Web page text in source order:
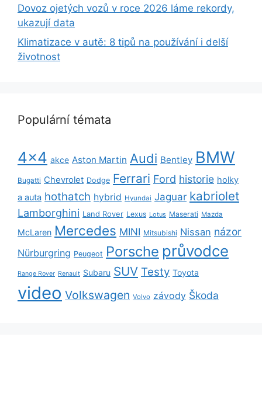
Dovoz ojetých vozů v roce 2026 láme rekordy,
ukazují data
Klimatizace v autě: 8 tipů na používání i delší
životnost
Populární témata
4x4 akce Aston Martin Audi Bentley BMW
Bugatti Chevrolet Dodge Ferrari Ford historie holky
a auta hothatch hybrid Hyundai Jaguar kabriolet
Lamborghini Land Rover Lexus Lotus Maserati Mazda
McLaren Mercedes MINI Mitsubishi Nissan názor
Nürburgring Peugeot Porsche průvodce
Range Rover Renault Subaru SUV Testy Toyota
video Volkswagen Volvo závody Škoda